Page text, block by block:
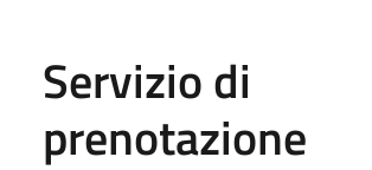
Servizio di
prenotazione